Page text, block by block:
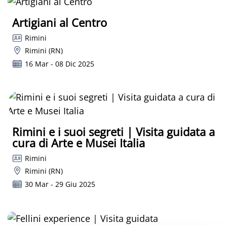
Artigiani al Centro
Rimini
Rimini (RN)
16 Mar - 08 Dic 2025
Rimini e i suoi segreti | Visita guidata a
cura di Arte e Musei Italia
Rimini
Rimini (RN)
30 Mar - 29 Giu 2025